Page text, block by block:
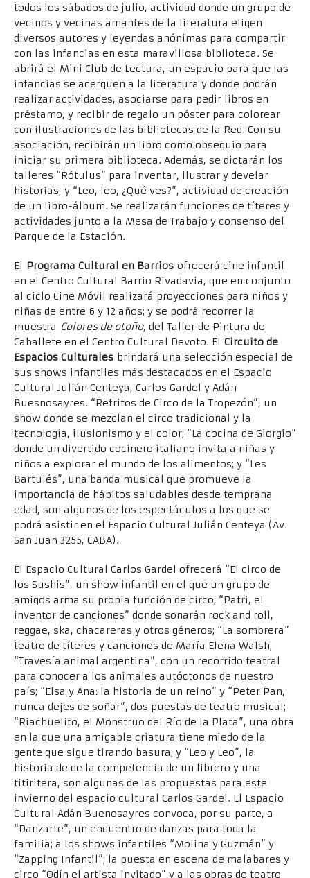
todos los sábados de julio, actividad donde un grupo de
vecinos y vecinas amantes de la literatura eligen
diversos autores y leyendas anónimas para compartir
con las infancias en esta maravillosa biblioteca. Se
abrirá el Mini Club de Lectura, un espacio para que las
infancias se acerquen a la literatura y donde podrán
realizar actividades, asociarse para pedir libros en
préstamo, y recibir de regalo un póster para colorear
con ilustraciones de las bibliotecas de la Red. Con su
asociación, recibirán un libro como obsequio para
iniciar su primera biblioteca. Además, se dictarán los
talleres “Rótulus” para inventar, ilustrar y develar
historias, y “Leo, leo, ¿Qué ves?”, actividad de creación
de un libro-álbum. Se realizarán funciones de títeres y
actividades junto a la Mesa de Trabajo y consenso del
Parque de la Estación.
El Programa Cultural en Barrios ofrecerá cine infantil
en el Centro Cultural Barrio Rivadavia, que en conjunto
al ciclo Cine Móvil realizará proyecciones para niños y
niñas de entre 6 y 12 años; y se podrá recorrer la
muestra Colores de otoño, del Taller de Pintura de
Caballete en el Centro Cultural Devoto. El Circuito de
Espacios Culturales brindará una selección especial de
sus shows infantiles más destacados en el Espacio
Cultural Julián Centeya, Carlos Gardel y Adán
Buesnosayres. “Refritos de Circo de la Tropezón”, un
show donde se mezclan el circo tradicional y la
tecnología, ilusionismo y el color; “La cocina de Giorgio”
donde un divertido cocinero italiano invita a niñas y
niños a explorar el mundo de los alimentos; y “Les
Bartulés”, una banda musical que promueve la
importancia de hábitos saludables desde temprana
edad, son algunos de los espectáculos a los que se
podrá asistir en el Espacio Cultural Julián Centeya (Av.
San Juan 3255, CABA).
El Espacio Cultural Carlos Gardel ofrecerá “El circo de
los Sushis”, un show infantil en el que un grupo de
amigos arma su propia función de circo; “Patri, el
inventor de canciones” donde sonarán rock and roll,
reggae, ska, chacareras y otros géneros; “La sombrera”
teatro de títeres y canciones de María Elena Walsh;
“Travesía animal argentina”, con un recorrido teatral
para conocer a los animales autóctonos de nuestro
país; “Elsa y Ana: la historia de un reino” y “Peter Pan,
nunca dejes de soñar”, dos puestas de teatro musical;
“Riachuelito, el Monstruo del Río de la Plata”, una obra
en la que una amigable criatura tiene miedo de la
gente que sigue tirando basura; y “Leo y Leo”, la
historia de de la competencia de un librero y una
titiritera, son algunas de las propuestas para este
invierno del espacio cultural Carlos Gardel. El Espacio
Cultural Adán Buenosayres convoca, por su parte, a
“Danzarte”, un encuentro de danzas para toda la
familia; a los shows infantiles “Molina y Guzmán” y
“Zapping Infantil”; la puesta en escena de malabares y
circo “Odín el artista invitado” y a las obras de teatro